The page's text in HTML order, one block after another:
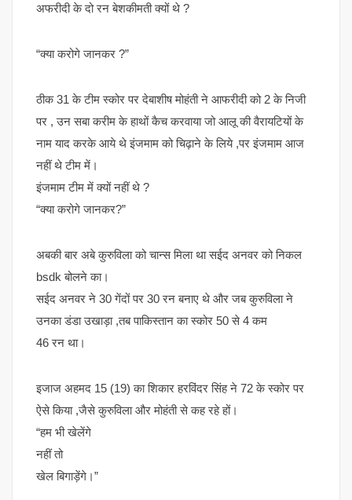
अफरीदी के दो रन बेशकीमती क्यों थे ?
“क्या करोगे जानकर ?”
ठीक 31 के टीम स्कोर पर देबाशीष मोहंती ने आफरीदी को 2 के निजी
पर , उन सबा करीम के हाथों कैच करवाया जो आलू की वैरायटियों के
नाम याद करके आये थे इंजमाम को चिढ़ाने के लिये ,पर इंजमाम आज
नहीं थे टीम में।
इंजमाम टीम में क्यों नहीं थे ?
“क्या करोगे जानकर?”
अबकी बार अबे कुरुविला को चान्स मिला था सईद अनवर को निकल
bsdk बोलने का।
सईद अनवर ने 30 गेंदों पर 30 रन बनाए थे और जब कुरुविला ने
उनका डंडा उखाड़ा ,तब पाकिस्तान का स्कोर 50 से 4 कम
46 रन था।
इजाज अहमद 15 (19) का शिकार हरविंदर सिंह ने 72 के स्कोर पर
ऐसे किया ,जैसे कुरुविला और मोहंती से कह रहे हों।
“हम भी खेलेंगे
नहीं तो
खेल बिगाड़ेंगे।”